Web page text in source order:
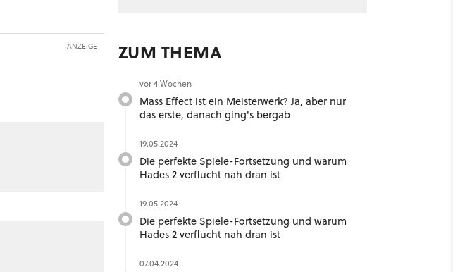
ANZEIGE ZUM THEMA
vor 4 Wochen
Mass Effect ist ein Meisterwerk? Ja, aber nur
das erste, danach ging's bergab
19.05.2024
Die perfekte Spiele-Fortsetzung und warum
Hades 2 verflucht nah dran ist
19.05.2024
Die perfekte Spiele-Fortsetzung und warum
Hades 2 verflucht nah dran ist
07.04.2024